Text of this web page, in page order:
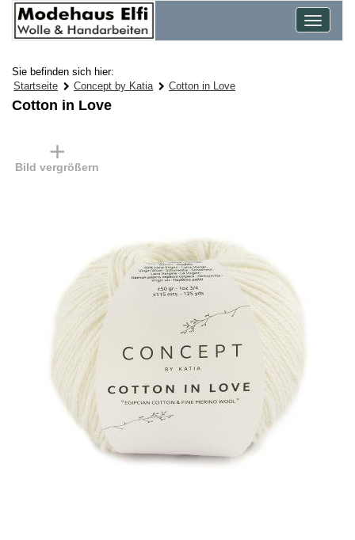
Toggle
Sie befinden sich hier:
Startseite
Concept by Katia Cotton in Love
Cotton in Love
Bild vergrößern